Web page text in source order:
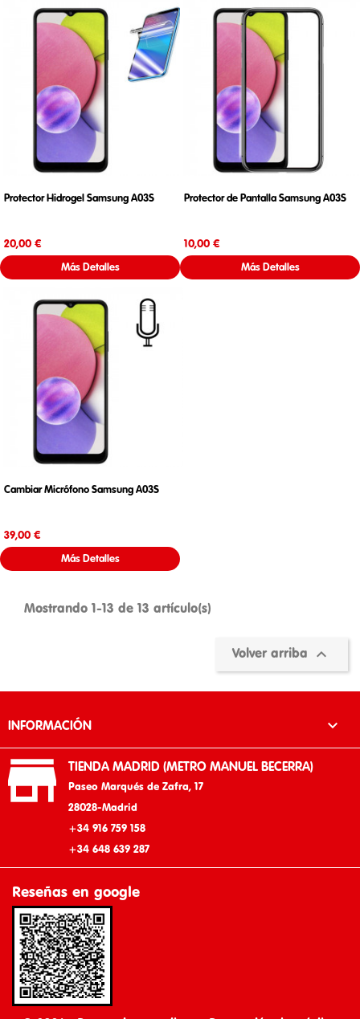
Protector Hidrogel Samsung A03S
20,00 €
Más Detalles
Protector de Pantalla Samsung A03S
10,00 €
Más Detalles
Cambiar Micrófono Samsung A03S
39,00 €
Más Detalles
Mostrando 1-13 de 13 artículo(s)
Volver arriba 
INFORMACIÓN 
 TIENDA MADRID (METRO MANUEL BECERRA)
Paseo Marqués de Zafra, 17
28028-Madrid
+34 916 759 158
+34 648 639 287
Reseñas en google